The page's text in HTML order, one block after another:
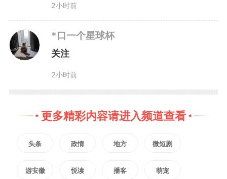
制度创新，大力发展林业新质生产
力，以此次跨省交易为新起点，持
续深化长三角生态共保联治，加快
推进林业碳汇标准互认、市场互
通、场景共享，全力当好长三角生
2小时前
*口一个星球杯
关注
2小时前
更多精彩内容请进入频道查看
头条 政情 地方 微短剧
游安徽 悦读 播客 萌宠